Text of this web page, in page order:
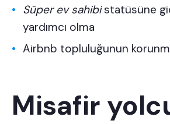
Süper ev sahibistatüsüne
yardımcı olma
Airbnb topluluğunun
Misafir